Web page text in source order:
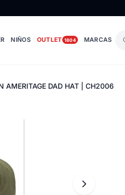
NIÑOS OUTLET 1804 MARCAS
AMERITAGE DAD HAT | CH2006